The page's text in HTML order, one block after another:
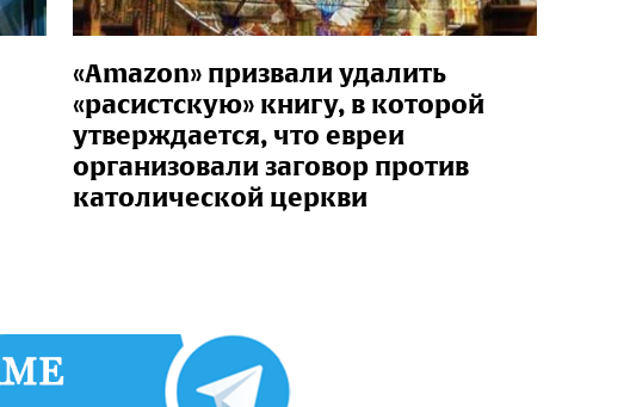
«Amazon» призвали удалить
«расистскую» книгу, в которой
утверждается, что евреи
организовали заговор против
католической церкви